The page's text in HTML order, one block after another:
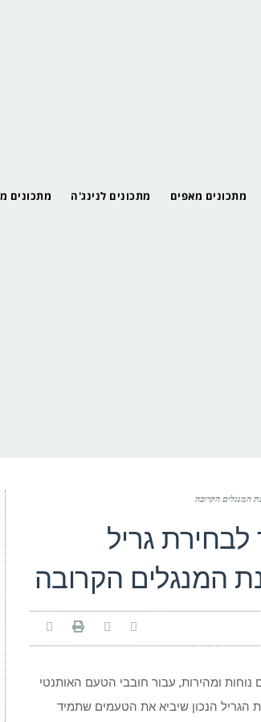
מתכונים מאפים מתכונים לנינג'ה מתכונים
המנגלים הקרובה
גריל
המנגלים הקרובה
נוחות ומהירות, עבור חובבי הטעם האותנטי
הגריל הנכון שיביא את הטעמים שתמיד